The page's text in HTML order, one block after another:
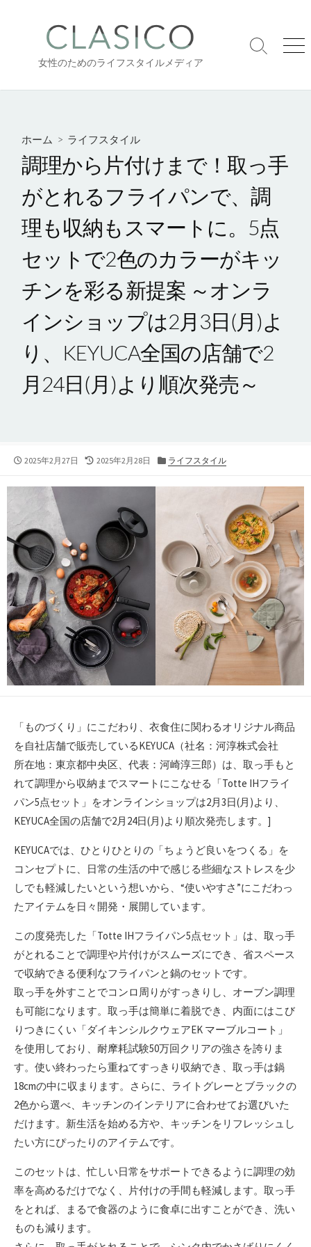
へ
女性のためのライフスタイルメディア
検
り
メ
ー
ホーム > ライフスタイル
調理から片付けまで！取っ手
がとれるフライパンで、調
理も収納もスマートに。5点
セットで2色のカラーがキッ
チンを彩る新提案 ～オンラ
インショップは2月3日(月)よ
り、KEYUCA全国の店舗で2
月24日(月)より順次発売～
公
日
2025年2月27日
最
更
2025年2月28日
カ
ゴ
ライフスタイル
「ものづくり」にこだわり、衣食住に関わるオリジナル商品
を自社店舗で販売しているKEYUCA（社名：河淳株式会社
所在地：東京都中央区、代表：河崎淳三郎）は、取っ手もと
れて調理から収納までスマートにこなせる「Totte IHフライ
パン5点セット」をオンラインショップは2月3日(月)より、
KEYUCA全国の店舗で2月24日(月)より順次発売します。]
KEYUCAでは、ひとりひとりの「ちょうど良いをつくる」を
コンセプトに、日常の生活の中で感じる些細なストレスを少
しでも軽減したいという想いから、“使いやすさ”にこだわっ
たアイテムを日々開発・展開しています。
この度発売した「Totte IHフライパン5点セット」は、取っ手
がとれることで調理や片付けがスムーズにでき、省スペース
で収納できる便利なフライパンと鍋のセットです。
取っ手を外すことでコンロ周りがすっきりし、オーブン調理
も可能になります。取っ手は簡単に着脱でき、内面にはこび
りつきにくい「ダイキンシルクウェアEK マーブルコート」
を使用しており、耐摩耗試験50万回クリアの強さを誇りま
す。使い終わったら重ねてすっきり収納でき、取っ手は鍋
18cmの中に収まります。さらに、ライトグレーとブラックの
2色から選べ、キッチンのインテリアに合わせてお選びいた
だけます。新生活を始める方や、キッチンをリフレッシュし
たい方にぴったりのアイテムです。
このセットは、忙しい日常をサポートできるように調理の効
率を高めるだけでなく、片付けの手間も軽減します。取っ手
をとれば、まるで食器のように食卓に出すことができ、洗い
ものも減ります。